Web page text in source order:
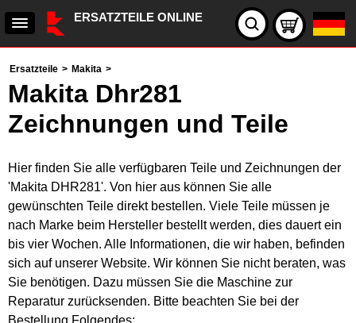
ERSATZTEILE ONLINE
Ersatzteile > Makita >
Makita Dhr281
Zeichnungen und Teile
Hier finden Sie alle verfügbaren Teile und Zeichnungen der
'Makita DHR281'. Von hier aus können Sie alle
gewünschten Teile direkt bestellen. Viele Teile müssen je
nach Marke beim Hersteller bestellt werden, dies dauert ein
bis vier Wochen. Alle Informationen, die wir haben, befinden
sich auf unserer Website. Wir können Sie nicht beraten, was
Sie benötigen. Dazu müssen Sie die Maschine zur
Reparatur zurücksenden. Bitte beachten Sie bei der
Bestellung Folgendes: